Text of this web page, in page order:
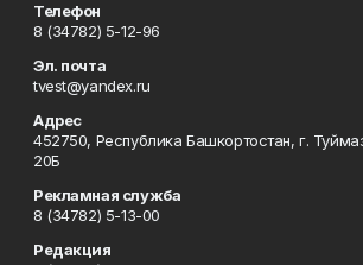
Телефон
8 (34782) 5-12-96
Эл. почта
tvest@yandex.ru
Адрес
452750, Республика Башкортостан, г.
20Б
Рекламная служба
8 (34782) 5-13-00
Редакция